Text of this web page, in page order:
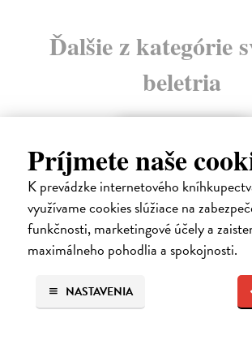
Príjmete naše
K prevádzke internetového
využívame cookies slúžiace na
funkčnosti, marketingové účely a
maximálneho pohodlia a spokojnosti.
NASTAVENIA
Ďalšie z kategórie
beletria